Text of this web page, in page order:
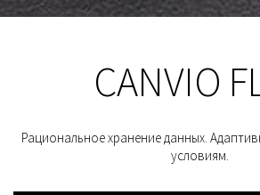
CANVIO
Рациональное хранение данных.
условиям.